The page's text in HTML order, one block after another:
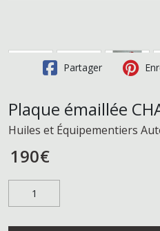
Partager
Plaque émaillée
Huiles et Équipementiers
190€